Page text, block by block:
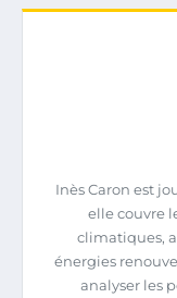
Inès Caron est
elle couvre
climatiques,
énergies
analyser les